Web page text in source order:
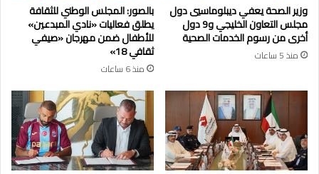
وزير الصحة يعفي ديبلوماسيي دول
مجلس التعاون الخليجي و9 دول
أخرى من رسوم الخدمات الصحية
منذ 5 ساعات
بالصور: المجلس الوطني للثقافة
يطلق فعاليات «نادي المبدعين»
للأطفال ضمن مهرجان «صيفي
ثقافي 18»
منذ 6 ساعات